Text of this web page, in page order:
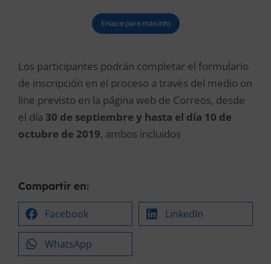
Enlace para más info
Los participantes podrán completar el formulario
de inscripción en el proceso a través del medio on
line previsto en la página web de Correos, desde
el día 30 de septiembre y hasta el día 10 de
octubre de 2019, ambos incluidos
Compartir en:
Facebook LinkedIn
WhatsApp